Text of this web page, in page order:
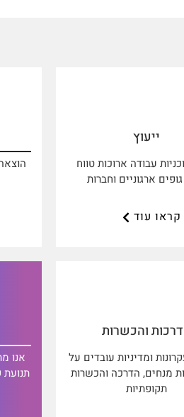
ייעוץ
עבודה ארוכות טווח
ארגוניים וחברות
קראו עוד
והכשרות
ומדיניות עובדים על
מנחים, הדרכה והכשרות
תקופתיות
אנו